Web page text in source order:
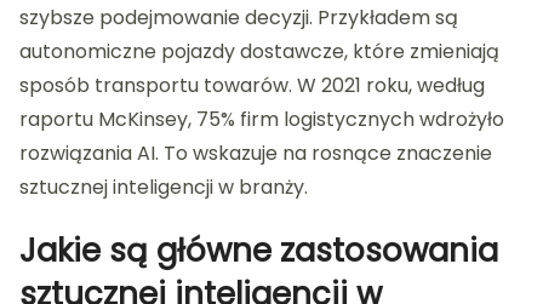
szybsze podejmowanie decyzji. Przykładem są
autonomiczne pojazdy dostawcze, które zmieniają
sposób transportu towarów. W 2021 roku, według
raportu McKinsey, 75% firm logistycznych wdrożyło
rozwiązania AI. To wskazuje na rosnące znaczenie
sztucznej inteligencji w branży.
Jakie są główne zastosowania
sztucznej inteligencji w